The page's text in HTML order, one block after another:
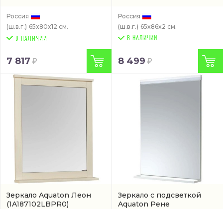
Россия
(ш.в.г.) 65x80x12 см.
7 817
Россия
(ш.в.г.) 65x86x2 см.
В НАЛИЧИИ
8 499
Зеркало Aquaton Леон
(1A187102LBPR0)
Зеркало с подсветкой
Aquaton Рене